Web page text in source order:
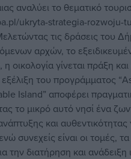
αναλύει το θεματικό
ukryta-strategia-rozwoju-
τις δράσεις του
αρχών, το
οικολογία γίνεται πράξη
του προγράμματος
Island” αποφέρει
το μικρό αυτό νησί ένα
και αυθεντικότητας
συνεχείς είναι οι τομές,
την διατήρηση και ανάδειξη